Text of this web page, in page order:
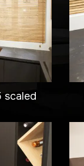
scaled